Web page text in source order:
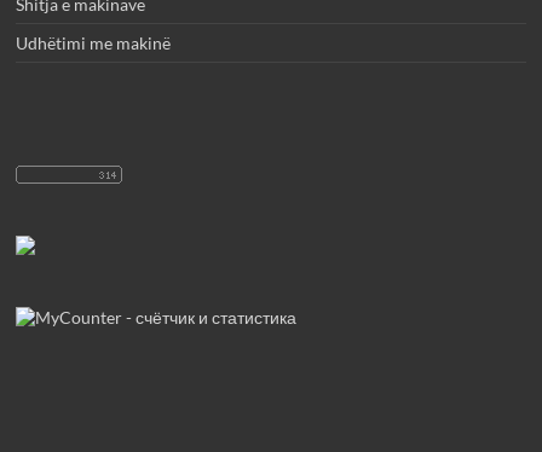
Shitja e makinave
Udhëtimi me makinë